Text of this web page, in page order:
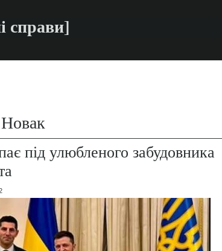
справи]
під улюбленого забудовника